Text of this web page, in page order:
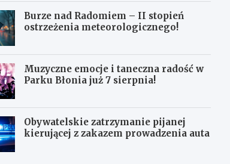
Burze nad Radomiem – II stopień
ostrzeżenia meteorologicznego!
Muzyczne emocje i taneczna radość w
Parku Błonia już 7 sierpnia!
Obywatelskie zatrzymanie pijanej
kierującej z zakazem prowadzenia auta